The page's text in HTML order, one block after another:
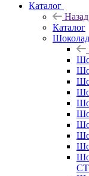
Каталог
Назад
Каталог